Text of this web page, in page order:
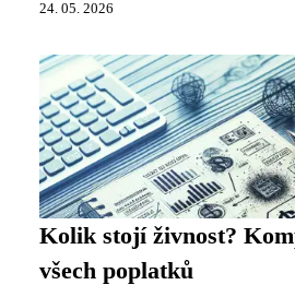
24. 05. 2026
Kolik stojí živnost?
všech poplatků